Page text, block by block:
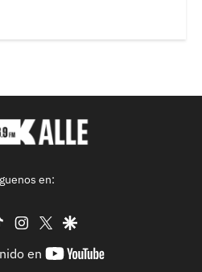
en:
tiktok instagram
twittergoogle
en
youtube-